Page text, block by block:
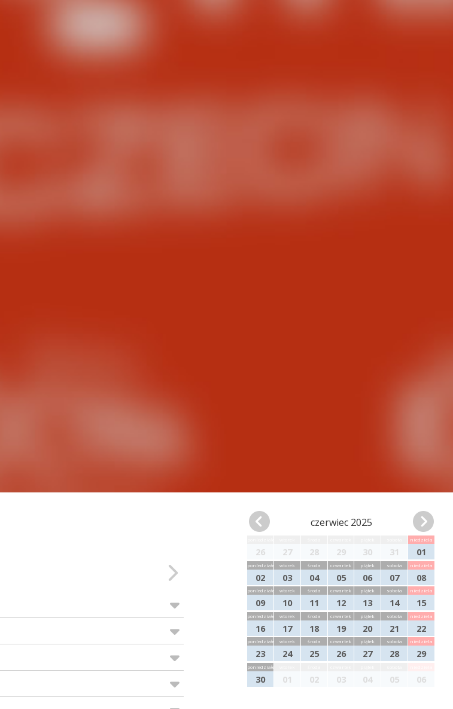
czerwiec 2025
26 27 28 29 30 31
niedziela
01
poniedziałek
02
wtorek
03
środa
04
czwartek
05
piątek
06
sobota
07
niedziela
08
poniedziałek
09
wtorek
10
środa
11
czwartek
12
piątek
13
sobota
14
niedziela
15
poniedziałek
16
wtorek
17
środa
18
czwartek
19
piątek
20
sobota
21
niedziela
22
poniedziałek
23
wtorek
24
środa
25
czwartek
26
piątek
27
sobota
28
niedziela
29
poniedziałek
30 01 02 03 04 05 06